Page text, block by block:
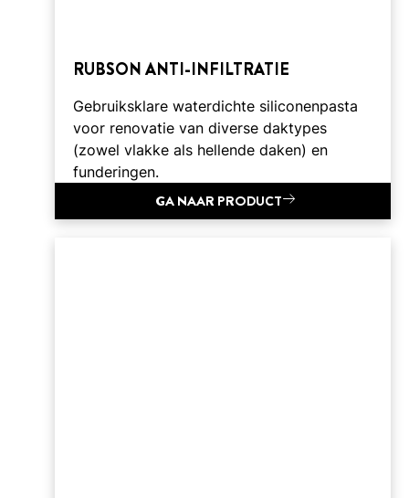
RUBSON ANTI-INFILTRATIE
Gebruiksklare waterdichte siliconenpasta
voor renovatie van diverse daktypes
(zowel vlakke als hellende daken) en
funderingen.
GA NAAR PRODUCT